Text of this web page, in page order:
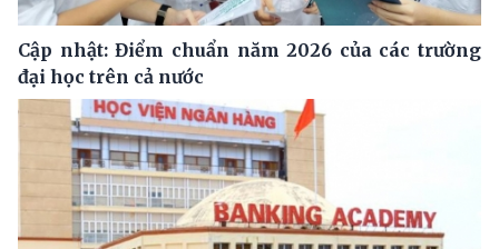
Cập nhật: Điểm chuẩn năm 2026 của các trường
đại học trên cả nước